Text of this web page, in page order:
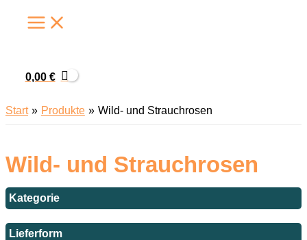
Inhalt
0,00 €
Start Produkte Wild- und Strauchrosen
Wild- und Strauchrosen
Kategorie
Lieferform